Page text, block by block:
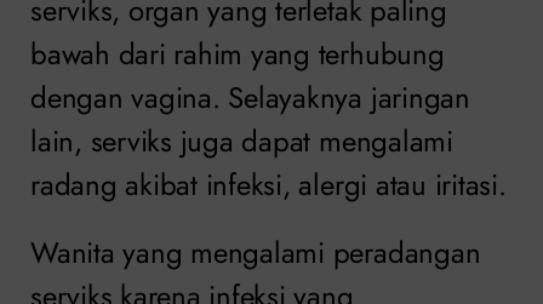
serviks, organ yang terletak paling
bawah dari rahim yang terhubung
dengan vagina. Selayaknya jaringan
lain, serviks juga dapat mengalami
radang akibat infeksi, alergi atau iritasi.
Wanita yang mengalami peradangan